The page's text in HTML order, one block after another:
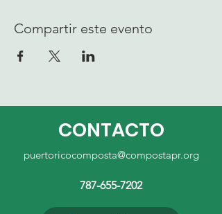
Compartir este evento
CONTACTO
puertoricocomposta@compostapr.org
787-655-7202